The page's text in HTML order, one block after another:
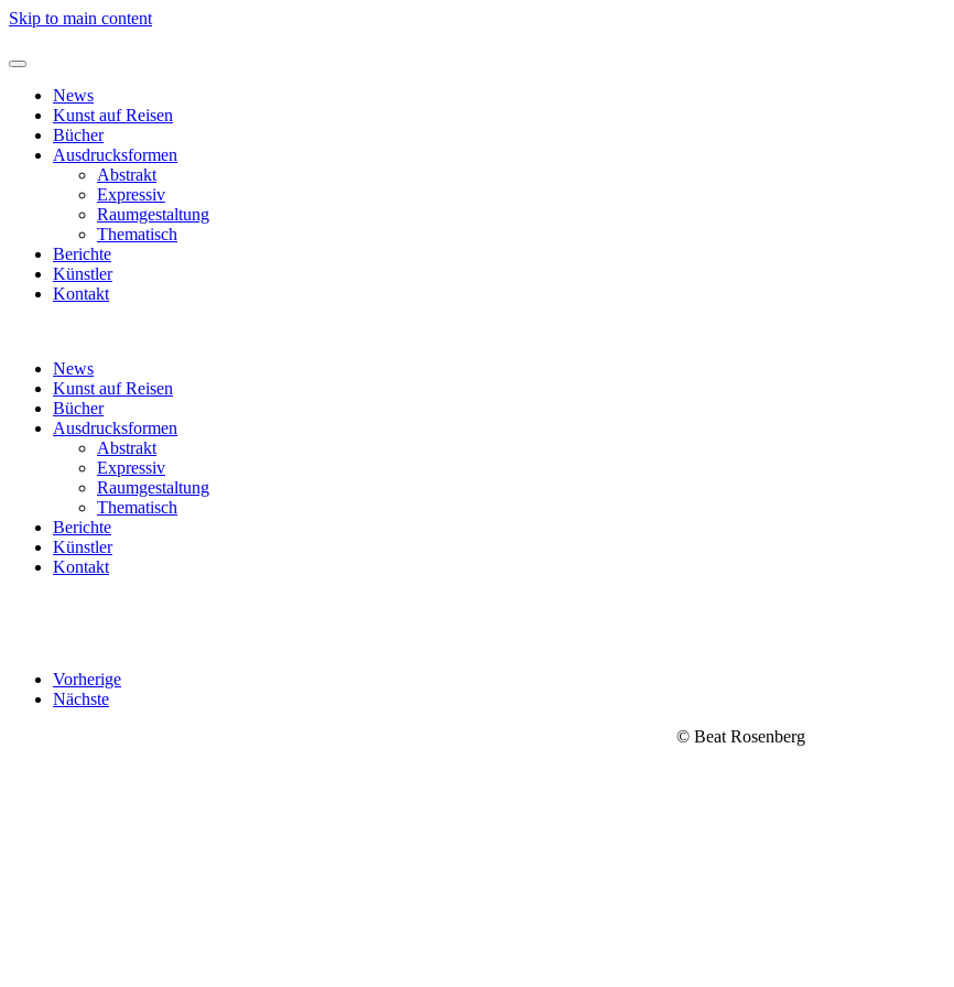
Skip to main content
News
Kunst auf Reisen
Bücher
Ausdrucksformen
Abstrakt
Expressiv
Raumgestaltung
Thematisch
Berichte
Künstler
Kontakt
News
Kunst auf Reisen
Bücher
Ausdrucksformen
Abstrakt
Expressiv
Raumgestaltung
Thematisch
Berichte
Künstler
Kontakt
Vorherige
Nächste
© Beat Rosenberg